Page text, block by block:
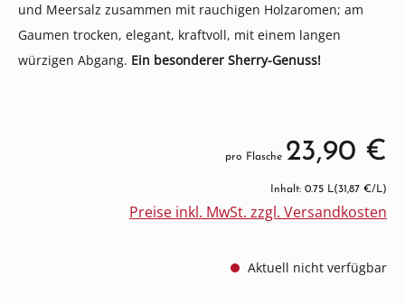
und Meersalz zusammen mit rauchigen Holzaromen; am
Gaumen trocken, elegant, kraftvoll, mit einem langen
würzigen Abgang. Ein besonderer Sherry-Genuss!
pro Flasche 23,90 €
Inhalt: 0.75 L(31,87 €/L)
Preise inkl. MwSt. zzgl. Versandkosten
Aktuell nicht verfügbar